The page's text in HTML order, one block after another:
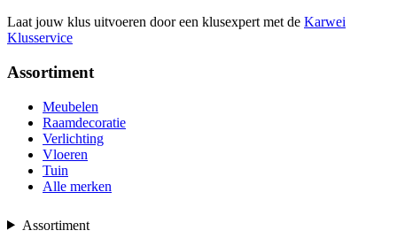
Laat jouw klus uitvoeren door een klusexpert met de Karwei
Klusservice
Assortiment
Meubelen
Raamdecoratie
Verlichting
Vloeren
Tuin
Alle merken
Assortiment